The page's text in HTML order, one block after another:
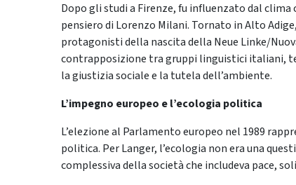
Dopo gli studi a Firenze, fu influenzato dal
pensiero di Lorenzo Milani. Tornato in Alto
protagonisti della nascita della Neue Linke/
contrapposizione tra gruppi linguistici italiani,
la giustizia sociale e la tutela dell’ambiente.
L’impegno europeo e l’ecologia politica
L’elezione al Parlamento europeo nel 1989
politica. Per Langer, l’ecologia non era una
complessiva della società che includeva pace,